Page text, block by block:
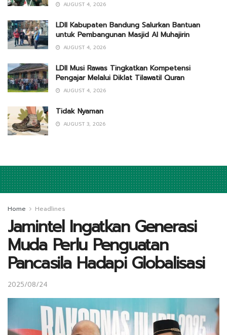
AUGUST 4, 2026
LDII Kabupaten Bandung Salurkan Bantuan
untuk Pembangunan Masjid Al Muhajirin
AUGUST 4, 2026
LDII Musi Rawas Tingkatkan Kompetensi
Pengajar Melalui Diklat Tilawatil Quran
AUGUST 4, 2026
Tidak Nyaman
AUGUST 3, 2026
Home Headlines
Jamintel Ingatkan Generasi
Muda Perlu Penguatan
Pancasila Hadapi Globalisasi
2025/08/24